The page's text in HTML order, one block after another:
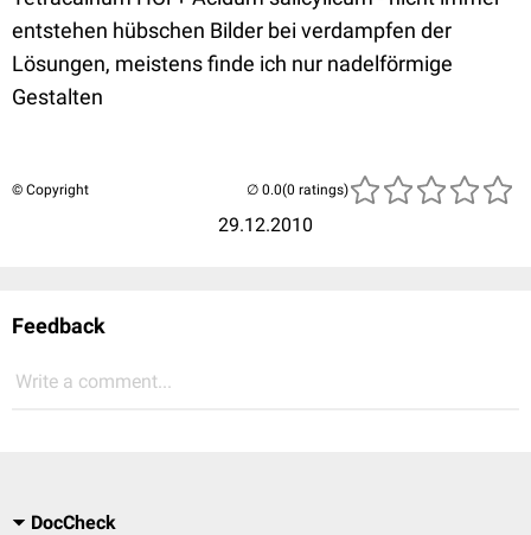
entstehen hübschen Bilder bei verdampfen der
Lösungen, meistens finde ich nur nadelförmige
Gestalten
© Copyright
29.12.2010
(0 ratings)
Feedback
Write a comment...
DocCheck